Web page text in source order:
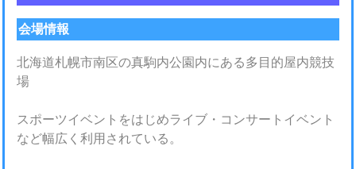
会場情報
北海道札幌市南区の真駒内公園内にある多目的屋内競技
場
スポーツイベントをはじめライブ・コンサートイベント
など幅広く利用されている。